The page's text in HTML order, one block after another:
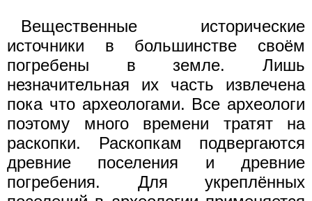
Вещественные исторические
источники в большинстве своём
погребены в земле. Лишь
незначительная их часть извлечена
пока что археологами. Все археологи
поэтому много времени тратят на
раскопки. Раскопкам подвергаются
древние поселения и древние
погребения. Для укреплённых